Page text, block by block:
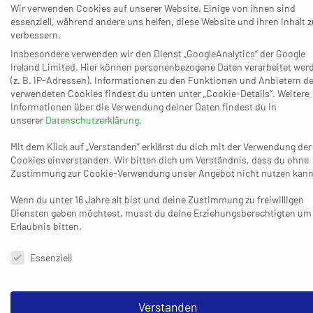
mit einem Abstieg zu verlassen.“ Trotz des schwierigen
Saisonverlaufs stempelt der (Ex-) Trainer die Saison im Übrigen
nicht als komplett negativ ab. „Wir haben dieses Jahr einen
sehr starken Kampfgeist entwickelt. Die Motivation stieg nach
der punktlosen Hinrunde sogar noch und insgesamt ist die
Mannschaft mit der Situation gewachsen“, sagt Tuitje.
Weiterhin sei der Klassenerhalt „zwar real kaum zu begreifen,
Der Turnerkreis Nippes plant jetzt eine weitere Oberliga-Saison
der Trainerbank ist bereits klar: B-Lizenz-Inhaber Frank
Rösgen, zuletzt fünf Jahre beim HSV Frechen in der
seine Tätigkeit in Nippes auf. „Mit Frank gewinnen wir einen
Darüber hinaus ist er in der Lage, auch junge Spieler auf HVM-
Niveau zu führen, was uns mittelfristig sehr wichtig ist“, betont
Wir verwenden Cookies auf unserer Website. Einige von ihnen sind
essenziell, während andere uns helfen, diese Website und ihren Inhalt
verbessern.
Insbesondere verwenden wir den Dienst „GoogleAnalytics“ der Google
Ireland Limited. Hier können personenbezogene Daten verarbeitet
(z. B. IP-Adressen). Informationen zu den Funktionen und Anbietern
verwendeten Cookies findest du unten unter „Cookie-Details“. Weitere
Informationen über die Verwendung deiner Daten findest du in
unserer Datenschutzerklärung.
Mit dem Klick auf „Verstanden“ erklärst du dich mit der Verwendung der
Cookies einverstanden. Wir bitten dich um Verständnis, dass du ohne
Zustimmung zur Cookie-Verwendung unser Angebot nicht nutzen
Wenn du unter 16 Jahre alt bist und deine Zustimmung zu freiwilligen
Diensten geben möchtest, musst du deine Erziehungsberechtigten um
Erlaubnis bitten.
Datenschutzeinstellungen & Nutzungsbedingungen
Essenziell
Verstanden